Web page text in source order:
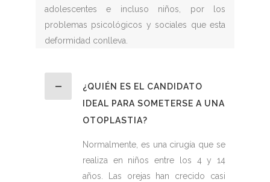
adolescentes e incluso niños, por los
problemas psicológicos y sociales que esta
deformidad conlleva.
¿QUIÉN ES EL CANDIDATO
IDEAL PARA SOMETERSE A UNA
OTOPLASTIA?
Normalmente, es una cirugía que se
realiza en niños entre los 4 y 14
años. Las orejas han crecido casi